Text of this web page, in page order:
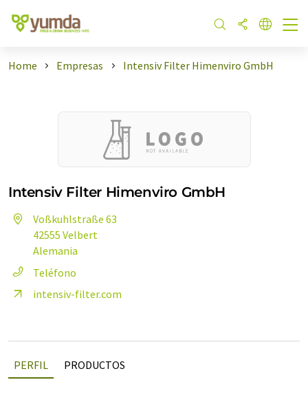
Home Empresas Intensiv Filter Himenviro GmbH
Intensiv Filter Himenviro GmbH
Voßkuhlstraße 63
42555 Velbert
Alemania
Teléfono
intensiv-filter.com
PERFIL PRODUCTOS